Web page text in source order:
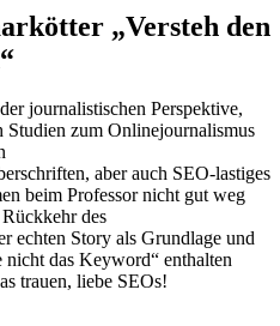
„Versteh den
journalistischen Perspektive,
Studien zum Onlinejournalismus
aber auch SEO-lastiges
beim Professor nicht gut weg
des
echten Story als Grundlage und
das Keyword“ enthalten
trauen, liebe SEOs!